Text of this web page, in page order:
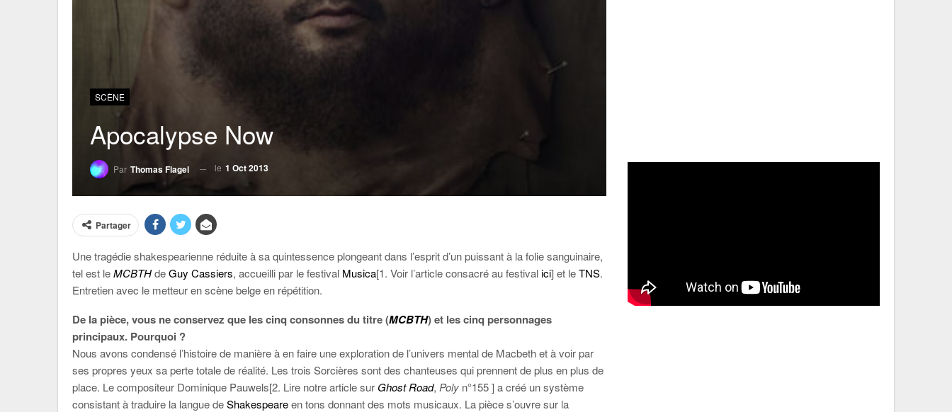
SCÈNE
Apocalypse Now
Par Thomas Flagel le 1 Oct 2013
Partager
Une tragédie shakespearienne réduite à sa quintessence plongeant dans l’esprit d’un puissant à la folie sanguinaire,
tel est leMCBTHdeGuy Cassiers, accueilli par le festival Musica[1. Voir l’article consacré au festivalici] et leTNS.
Entretien avec le metteur en scène belge en répétition.
De la pièce, vous ne conservez que les cinq consonnes du titre (MCBTH) et les cinq personnages
principaux. Pourquoi ?
Nous avons condensé l’histoire de manière à en faire une exploration de l’univers mental de Macbeth et à voir par
ses propres yeux sa perte totale de réalité. Les trois Sorcières sont des chanteuses qui prennent de plus en plus de
place. Le compositeur Dominique Pauwels[2. Lire notre article sur Ghost Road, Poly n°155 ] a créé un système
consistant à traduire la langue deShakespeareen tons donnant des mots musicaux. La pièce s’ouvre sur la